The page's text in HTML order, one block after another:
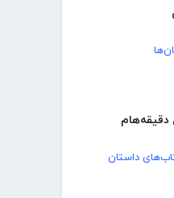
دقیقه‌هام
داستان